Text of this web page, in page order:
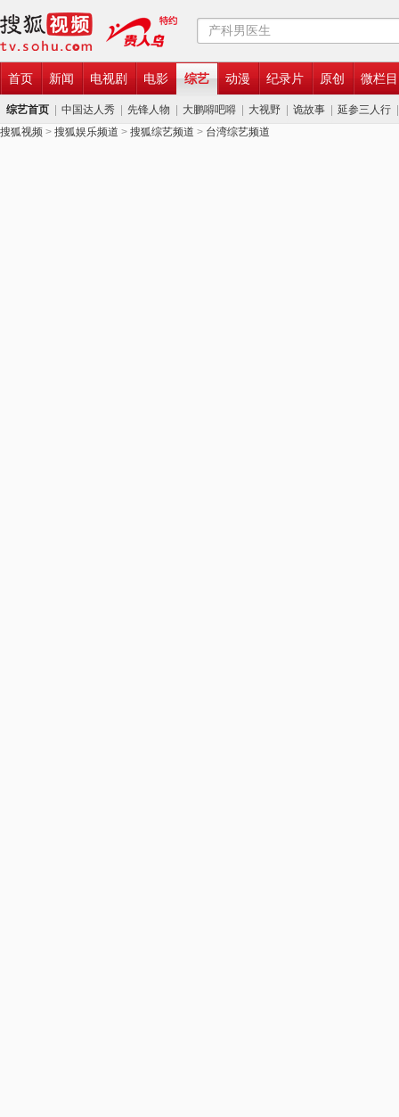
首页 新闻 电视剧 电影 综艺 动漫 纪录片 原创 微栏目
综艺首页 中国达人秀 先锋人物 大鹏嘚吧嘚 大视野 诡故事
延参三人行
搜狐视频 > 搜狐娱乐频道 > 搜狐综艺频道 > 台湾综艺频道